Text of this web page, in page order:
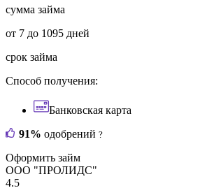
сумма займа
от 7 до 1095 дней
срок займа
Способ получения:
Банковская карта
91% одобрений ?
Оформить займ
ООО "ПРОЛИДС"
4.5